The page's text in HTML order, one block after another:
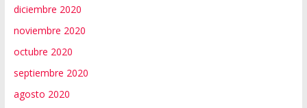
diciembre 2020
noviembre 2020
octubre 2020
septiembre 2020
agosto 2020